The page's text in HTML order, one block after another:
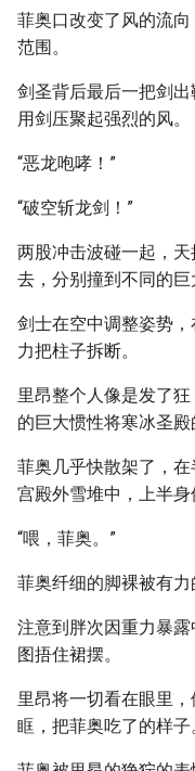
菲奥口改变了风的流
范围。
剑圣背后最后一把剑
用剑压聚起强烈的风。
“恶龙咆哮！”
“破空斩龙剑！”
两股冲击波碰一起，
去，分别撞到不同的巨
剑士在空中调整姿势
力把柱子拆断。
里昂整个人像是发了
的巨大惯性将寒冰圣殿
菲奥几乎快散架了，
宫殿外雪堆中，上半身
“喂，菲奥。”
菲奥纤细的脚裸被有力
注意到胖次因重力暴
图捂住裙摆。
里昂将一切看在眼里
眶，把菲奥吃了的样子